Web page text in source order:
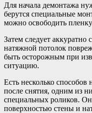
Для начала демонтажа
берутся специальные
можно освободить
Затем следует аккуратно
натяжной потолок
быть осторожным при
ситуацию.
Есть несколько
после снятия, одним из
специальных роликов.
поверхностью стены и